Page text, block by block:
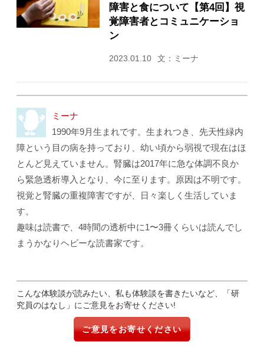
障害と食について【第4回】視
覚障害者とコミュニケーショ
ン
2023.01.10 文：ミーナ
ミーナ
1990年9月生まれです。生まれつき、先天性緑内
障という目の病を持っており、幼い頃から弱視で現在はほ
とんど見えていません。腎臓は2017年に急な体調不良か
ら緊急透析導入となり、今に至ります。原因は不明です。
視覚と腎臓の重複障害ですが、日々楽しく生活していま
す。
趣味は読書で、4時間の透析中に1〜3冊くらいは読んでし
まうかなりヘビーな読書家です。
こんな体験談が読みたい、私も体験談を書きたいなど、「研
究員のはなし」にご意見をお寄せください!
ご意見をお寄せください